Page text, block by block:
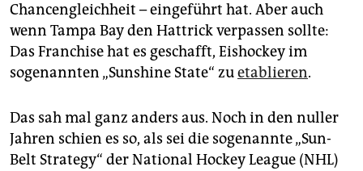
Chancengleichheit – eingeführt hat. Aber auch
wenn Tampa Bay den Hattrick verpassen sollte:
Das Franchise hat es geschafft, Eishockey im
sogenannten „Sunshine State“ zuetablieren.
Das sah mal ganz anders aus. Noch in den nuller
Jahren schien es so, als sei die sogenannte „Sun-
Belt Strategy“ der National Hockey League (NHL)